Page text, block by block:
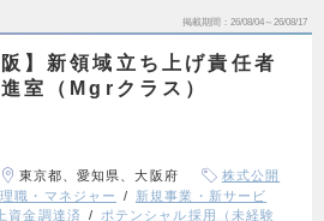
掲載期間 26/08/04～26/08/17
】新領域立ち上げ責任者
室（Mgrクラス）
東京都、愛知県、大阪府
株式公開
職・マネジャー
新規事業・新サービ
資金調達済
ポテンシャル採用（未経験